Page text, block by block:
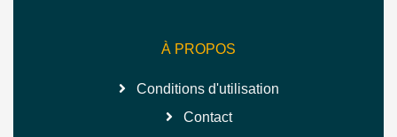
À PROPOS
Conditions d'utilisation
Contact